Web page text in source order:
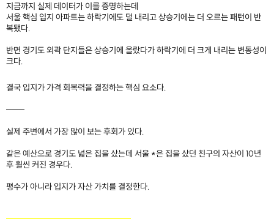
지금까지 실제 데이터가 이를 증명하는데
서울 핵심 입지 아파트는 하락기에도 덜 내리고 상승기에는 더 오르는 패턴이 반
복됐다.
반면 경기도 외곽 단지들은 상승기에 올랐다가 하락기에 더 크게 내리는 변동성이
크다.
결국 입지가 가격 회복력을 결정하는 핵심 요소다.
───
실제 주변에서 가장 많이 보는 후회가 있다.
같은 예산으로 경기도 넓은 집을 샀는데 서울 *은 집을 샀던 친구의 자산이 10년
후 훨씬 커진 경우다.
평수가 아니라 입지가 자산 가치를 결정한다.